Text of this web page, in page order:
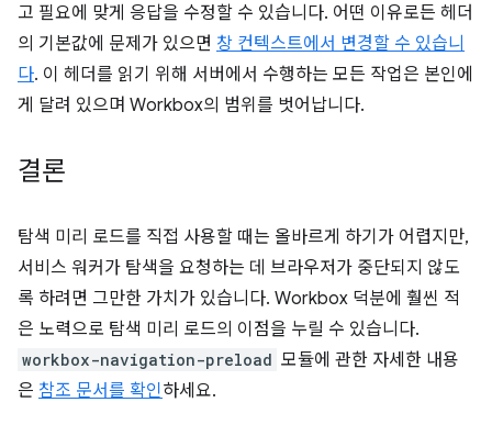
고 필요에 맞게 응답을 수정할 수 있습니다. 어떤 이유로든 헤더
의 기본값에 문제가 있으면 창 컨텍스트에서 변경할 수 있습니
다. 이 헤더를 읽기 위해 서버에서 수행하는 모든 작업은 본인에
게 달려 있으며 Workbox의 범위를 벗어납니다.
결론
탐색 미리 로드를 직접 사용할 때는 올바르게 하기가 어렵지만,
서비스 워커가 탐색을 요청하는 데 브라우저가 중단되지 않도
록 하려면 그만한 가치가 있습니다. Workbox 덕분에 훨씬 적
은 노력으로 탐색 미리 로드의 이점을 누릴 수 있습니다.
workbox-navigation-preload 모듈에 관한 자세한 내용
은 참조 문서를 확인하세요.